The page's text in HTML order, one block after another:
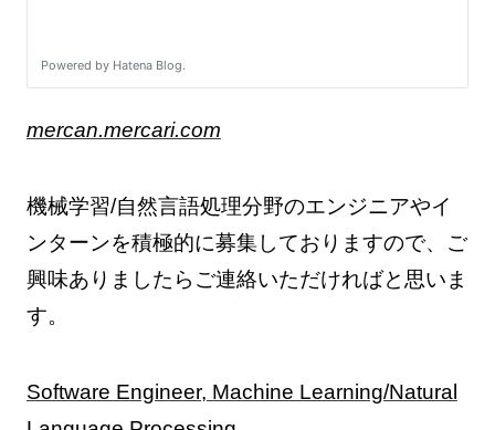
mercan.mercari.com
機械学習/自然言語処理分野のエンジニアやイ
ンターンを積極的に募集しておりますので、ご
興味ありましたらご連絡いただければと思いま
す。
Software Engineer, Machine Learning/Natural